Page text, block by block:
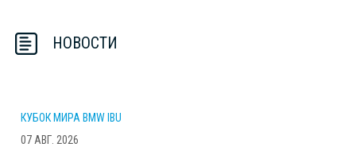
НОВОСТИ
КУБОК МИРА BMW IBU
07 АВГ. 2026